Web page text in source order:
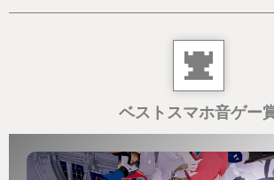
ベストスマホ音ゲー